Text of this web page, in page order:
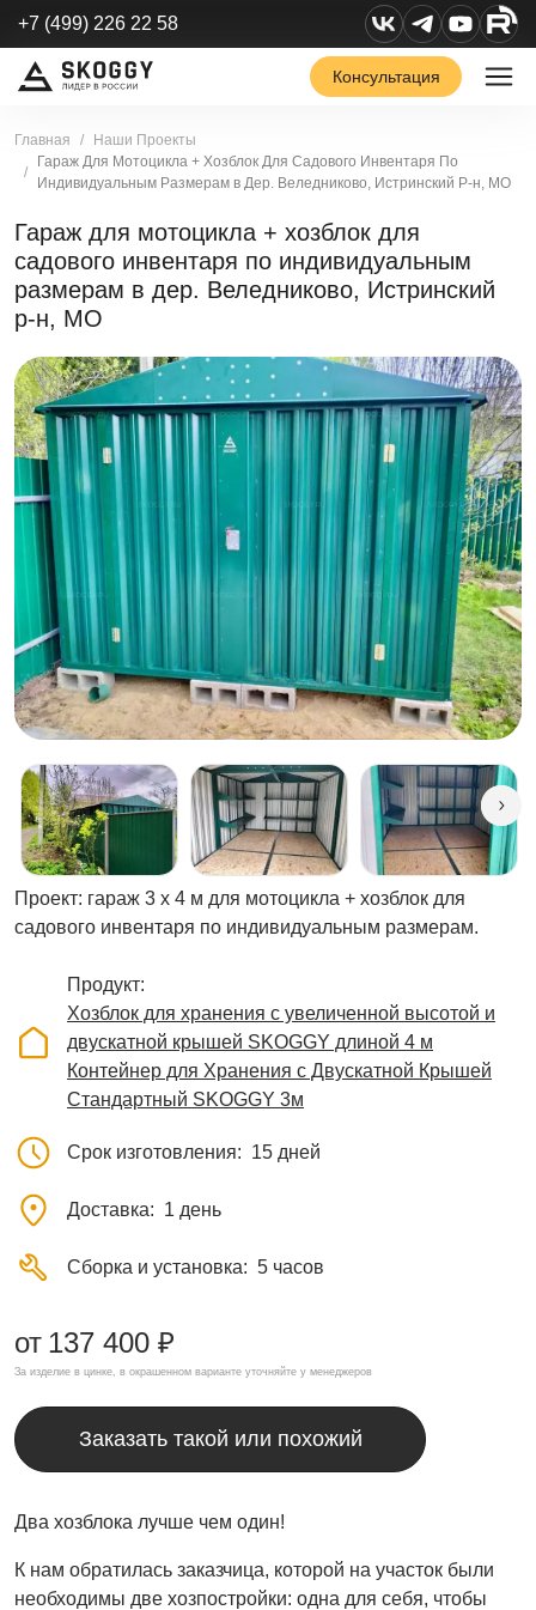
+7 (499) 226 22 58
Консультация
Главная
Наши Проекты
Гараж Для Мотоцикла + Хозблок Для Садового Инвентаря По
Индивидуальным Размерам в Дер. Веледниково, Истринский Р-н, МО
Гараж для мотоцикла + хозблок для
садового инвентаря по индивидуальным
размерам в дер. Веледниково, Истринский
р-н, МО
Проект: гараж 3 х 4 м для мотоцикла + хозблок для
садового инвентаря по индивидуальным размерам.
Продукт
Хозблок для хранения с увеличенной высотой и
двускатной крышей SKOGGY длиной 4 м
Контейнер для Хранения с Двускатной Крышей
Стандартный SKOGGY 3м
Срок изготовления 15 дней
Доставка 1 день
Сборка и установка 5 часов
от 137 400 ₽
За изделие в цинке, в окрашенном варианте уточняйте у менеджеров
Заказать такой или похожий
Два хозблока лучше чем один!
К нам обратилась заказчица, которой на участок были
необходимы две хозпостройки: одна для себя, чтобы